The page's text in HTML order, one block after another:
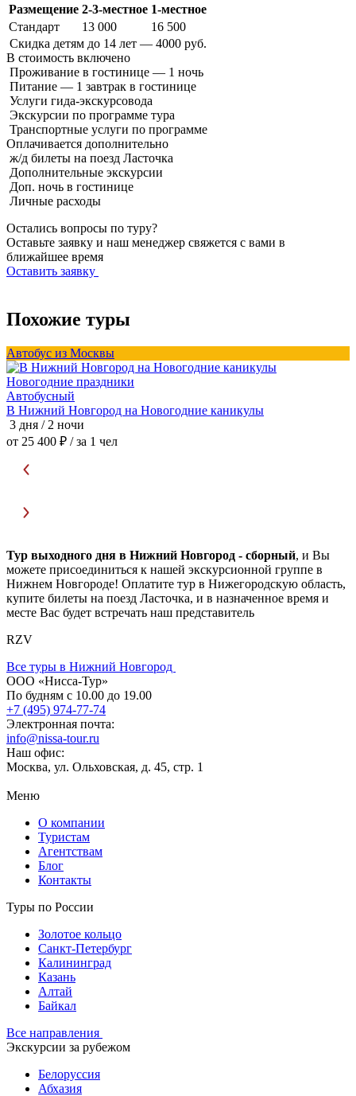
Размещение 2-3-местное 1-местное
Стандарт
13 000
16 500
Скидка детям до 14 лет — 4000 руб.
В стоимость включено
Проживание в гостинице — 1 ночь
Питание — 1 завтрак в гостинице
Услуги гида-экскурсовода
Экскурсии по программе тура
Транспортные услуги по программе
Оплачивается дополнительно
ж/д билеты на поезд Ласточка
Дополнительные экскурсии
Доп. ночь в гостинице
Личные расходы
Остались вопросы по туру?
Оставьте заявку и наш менеджер свяжется с вами в
ближайшее время
Оставить заявку
Похожие туры
Автобус из Москвы
Новогодние праздники
Автобусный
В Нижний Новгород на Новогодние каникулы
3 дня / 2 ночи
от 25 400 ₽ / за 1 чел
Тур выходного дня в Нижний Новгород - сборный, и Вы
можете присоединиться к нашей экскурсионной группе в
Нижнем Новгороде! Оплатите тур в Нижегородскую область,
купите билеты на поезд Ласточка, и в назначенное время и
месте Вас будет встречать наш представитель
RZV
Все туры в Нижний Новгород
ООО «Нисса-Тур»
По будням с 10.00 до 19.00
+7 (495) 974-77-74
Электронная почта:
info@nissa-tour.ru
Наш офис:
Москва, ул. Ольховская, д. 45, стр. 1
Меню
О компании
Туристам
Агентствам
Блог
Контакты
Туры по России
Золотое кольцо
Санкт-Петербург
Калининград
Казань
Алтай
Байкал
Все направления
Экскурсии за рубежом
Белоруссия
Абхазия